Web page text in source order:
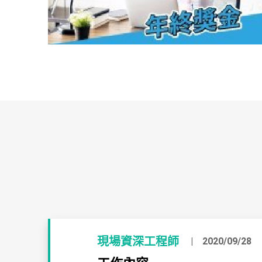
現場資深工程師 2020/09/28